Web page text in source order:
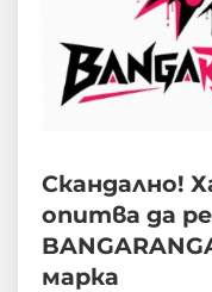
Скандално!
опитва да
марка